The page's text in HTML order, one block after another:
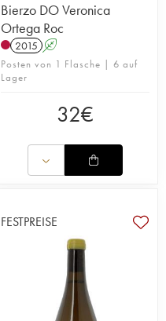
Bierzo DO Veronica
Ortega Roc
2015 A
Posten von 1 Flasche | 6 auf
Lager
32€
FESTPREISE